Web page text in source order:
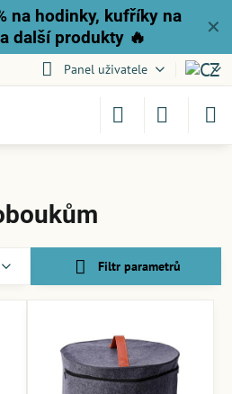
✕
na hodinky, kufříky na
další produkty 🔥
Panel uživatele
Filtr parametrů